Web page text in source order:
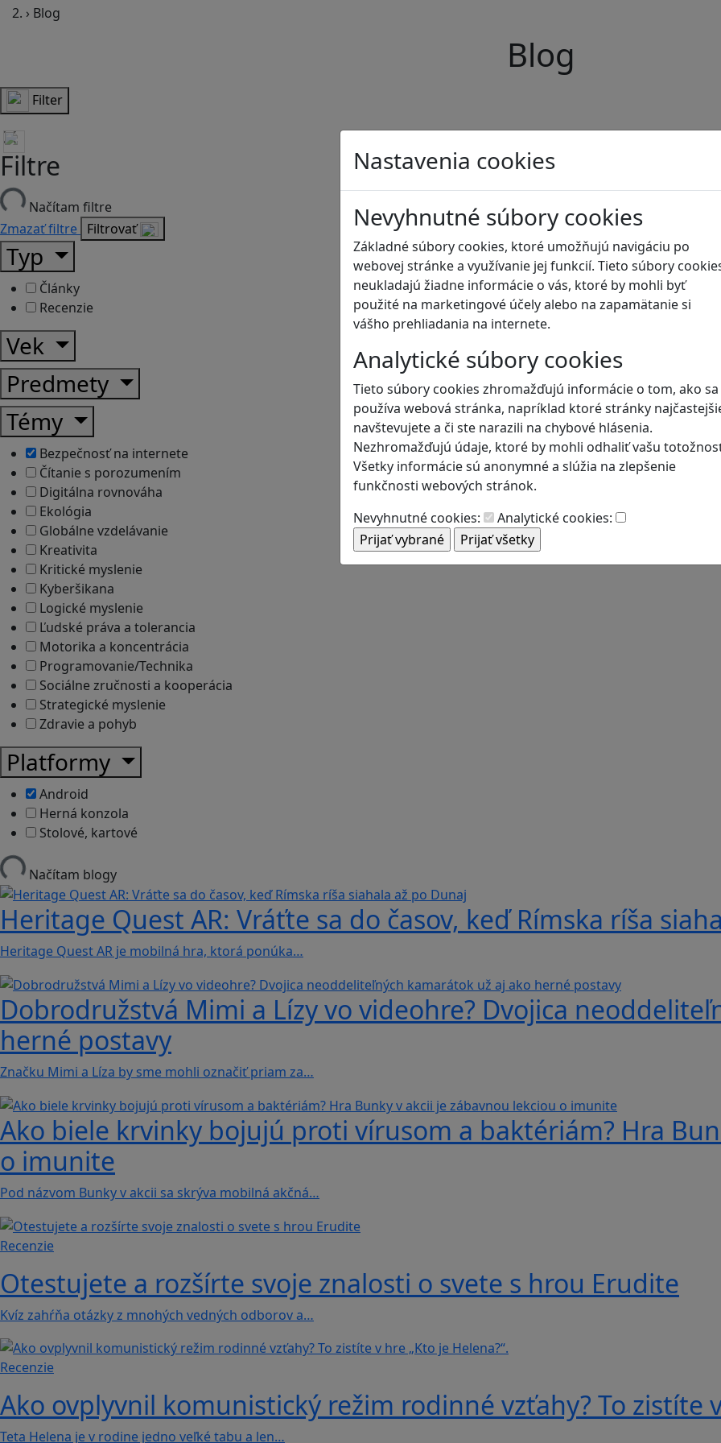
Nastavenia cookies
Nevyhnutné súbory cookies
Základné súbory cookies, ktoré umožňujú navigáciu po
webovej stránke a využívanie jej funkcií. Tieto súbory
neukladajú žiadne informácie o vás, ktoré by mohli byť
použité na marketingové účely alebo na zapamätanie si
vášho prehliadania na internete.
Analytické súbory cookies
Tieto súbory cookies zhromažďujú informácie o tom, ako sa
používa webová stránka, napríklad ktoré stránky
navštevujete a či ste narazili na chybové hlásenia.
Nezhromažďujú údaje, ktoré by mohli odhaliť vašu
Všetky informácie sú anonymné a slúžia na zlepšenie
funkčnosti webových stránok.
Nevyhnutné cookies:
Analytické cookies:
› Blog
Blog
Filter
Filtre
Načítam filtre
Zmazať filtre Filtrovať
Typ
Články
Recenzie
Vek
Predmety
Témy
Bezpečnosť na internete
Čítanie s porozumením
Digitálna rovnováha
Ekológia
Globálne vzdelávanie
Kreativita
Kritické myslenie
Kyberšikana
Logické myslenie
Ľudské práva a tolerancia
Motorika a koncentrácia
Programovanie/Technika
Sociálne zručnosti a kooperácia
Strategické myslenie
Zdravie a pohyb
Platformy
Android
Herná konzola
Stolové, kartové
Načítam blogy
Heritage Quest AR: Vráťte sa do časov, keď Rímska ríša
Heritage Quest AR je mobilná hra, ktorá ponúka…
Dobrodružstvá Mimi a Lízy vo videohre? Dvojica
herné postavy
Značku Mimi a Líza by sme mohli označiť priam za…
Ako biele krvinky bojujú proti vírusom a baktériám? Hra
o imunite
Pod názvom Bunky v akcii sa skrýva mobilná akčná…
Recenzie
Otestujete a rozšírte svoje znalosti o svete s hrou Erudite
Kvíz zahŕňa otázky z mnohých vedných odborov a…
Recenzie
Ako ovplyvnil komunistický režim rodinné vzťahy? To zistíte
Teta Helena je v rodine jedno veľké tabu a len…